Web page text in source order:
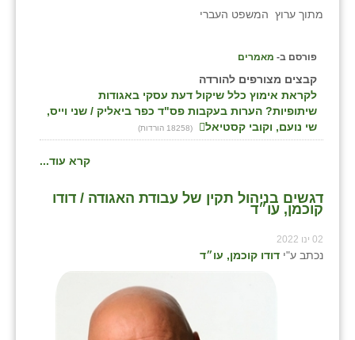
מתוך ערוץ המשפט העברי
פורסם ב- מאמרים
קבצים מצורפים להורדה
לקראת אימוץ כלל שיקול דעת עסקי באגודות
שיתופיות? הערות בעקבות פס"ד כפר ביאליק / שני וייס,
שי נועם, וקובי קסטיאל
(18258 הורדות)
קרא עוד...
דגשים בניהול תקין של עבודת האגודה / דודו
קוכמן, עו״ד
02 ינו 2022
נכתב ע"י דודו קוכמן, עו״ד